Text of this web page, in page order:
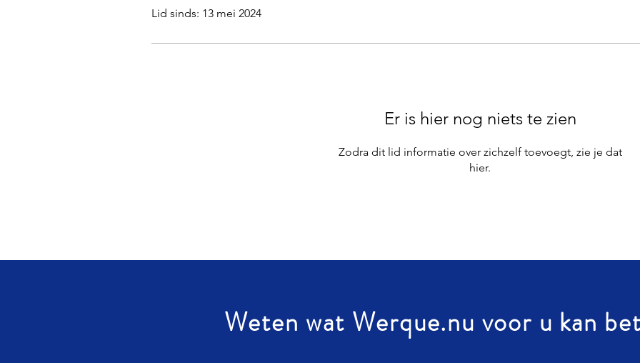
Lid sinds: 13 mei 2024
Er is hier nog niets te zien
Zodra dit lid informatie over zichzelf toevoegt, zie je dat
hier.
Weten wat Werque.nu voor u kan